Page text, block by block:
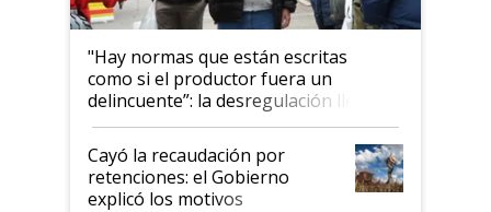
"Hay normas que están escritas
como si el productor fuera un
delincuente”: la desregulación llegó
al Congreso Aapresid y hasta se
habló del financiamiento al IPCVA
Cayó la recaudación por
retenciones: el Gobierno
explicó los motivos